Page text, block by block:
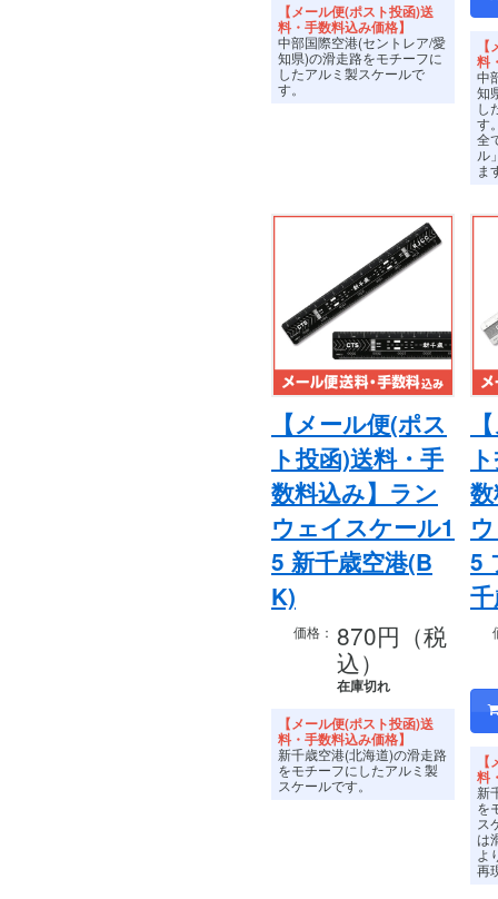
【メール便(ポスト投函)送
料・手数料込み価格】
中部国際空港(セントレア/愛
知県)の滑走路をモチーフに
したアルミ製スケールで
す。
料
中
知
し
す
全
ル
ま
【メール便(ポス
ト投函)送料・手
数料込み】ラン
ウェイスケール1
5 新千歳空港(B
K)
価格： 870円（税
込）
在庫切れ
【メール便(ポスト投函)送
料・手数料込み価格】
新千歳空港(北海道)の滑走路
をモチーフにしたアルミ製
スケールです。
5
料
新
を
ス
は
よ
再